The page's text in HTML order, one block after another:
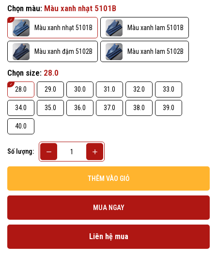
Chọn màu: Màu xanh nhạt 5101B
Màu xanh nhạt 5101B Màu xanh lam 5101B
Màu xanh đậm 5102B Màu xanh lam 5102B
Chọn size: 28.0
28.0 29.0 30.0 31.0 32.0 33.0
34.0 35.0 36.0 37.0 38.0 39.0
40.0
Số lượng:
THÊM VÀO GIỎ
MUA NGAY
Liên hệ mua